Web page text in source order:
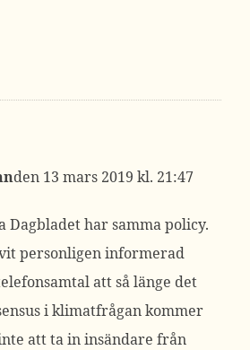
13 mars 2019 kl. 21:47
Dagbladet har samma policy.
personligen informerad
att så länge det
i klimatfrågan kommer
att ta in insändare från